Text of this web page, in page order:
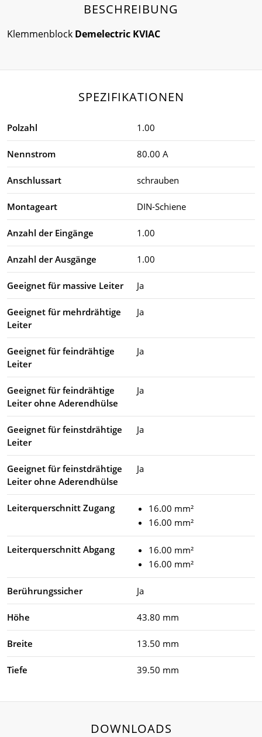
BESCHREIBUNG
Klemmenblock Demelectric KVIAC
SPEZIFIKATIONEN
Polzahl 1.00
Nennstrom 80.00 A
Anschlussart schrauben
Montageart DIN-Schiene
Anzahl der Eingänge 1.00
Anzahl der Ausgänge 1.00
Geeignet für massive Leiter Ja
Geeignet für mehrdrähtige
Leiter
Ja
Geeignet für feindrähtige
Leiter
Ja
Geeignet für feindrähtige
Leiter ohne Aderendhülse
Ja
Geeignet für feinstdrähtige
Leiter
Ja
Geeignet für feinstdrähtige
Leiter ohne Aderendhülse
Ja
Leiterquerschnitt Zugang
16.00 mm²
16.00 mm²
Leiterquerschnitt Abgang
16.00 mm²
16.00 mm²
Berührungssicher Ja
Höhe 43.80 mm
Breite 13.50 mm
Tiefe 39.50 mm
DOWNLOADS